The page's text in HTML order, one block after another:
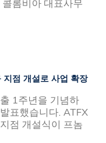
롬비아 대표사무
지점 개설로 사업 확장
1주년을 기념하
표했습니다. ATFX
점 개설식이 프놈